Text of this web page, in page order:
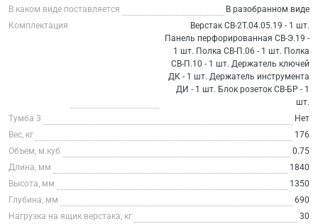
В каком виде поставляется
В разобранном виде
Комплектация
Верстак СВ-2Т.04.05.19 - 1 шт.
Панель перфорированная СВ-Э.19 -
1 шт. Полка СВ-П.06 - 1 шт. Полка
СВ-П.10 - 1 шт. Держатель ключей
ДК - 1 шт. Держатель инструмента
ДИ - 1 шт. Блок розеток СВ-БР - 1
шт.
Тумба 3
Нет
Вес, кг
176
Объем, м.куб
0.75
Длина, мм
1840
Высота, мм
1350
Глубина, мм
690
Нагрузка на ящик верстака, кг
30